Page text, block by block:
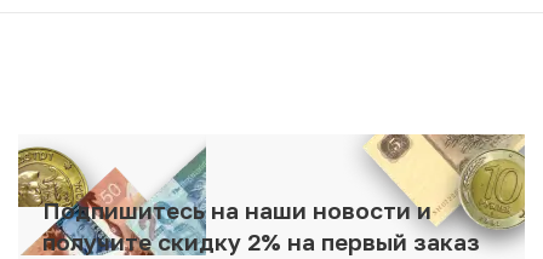
Подпишитесь на наши новости и
получите скидку 2% на первый заказ